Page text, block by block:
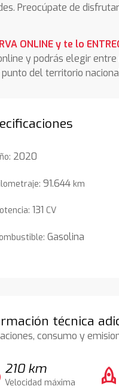
Preocúpate de
ONLINE y te lo
y podrás elegir
del territorio
2020
91.644 km
131 CV
Gasolina
técnica
consumo y
210 km
Velocidad máxima rocket